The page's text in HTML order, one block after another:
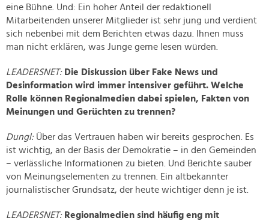
eine Bühne. Und: Ein hoher Anteil der redaktionell
Mitarbeitenden unserer Mitglieder ist sehr jung und verdient
sich nebenbei mit dem Berichten etwas dazu. Ihnen muss
man nicht erklären, was Junge gerne lesen würden.
LEADERSNET: Die Diskussion über Fake News und
Desinformation wird immer intensiver geführt. Welche
Rolle können Regionalmedien dabei spielen, Fakten von
Meinungen und Gerüchten zu trennen?
Dungl: Über das Vertrauen haben wir bereits gesprochen. Es
ist wichtig, an der Basis der Demokratie – in den Gemeinden
– verlässliche Informationen zu bieten. Und Berichte sauber
von Meinungselementen zu trennen. Ein altbekannter
journalistischer Grundsatz, der heute wichtiger denn je ist.
LEADERSNET: Regionalmedien sind häufig eng mit